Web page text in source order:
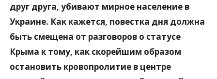
друг друга, убивают мирное население в
Украине. Как кажется, повестка дня должна
быть смещена от разговоров о статусе
Крыма к тому, как скорейшим образом
остановить кровопролитие в центре